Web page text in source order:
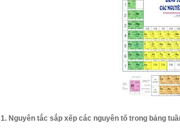
1. Nguyên tắc sắp xếp các nguyên tố trong bảng